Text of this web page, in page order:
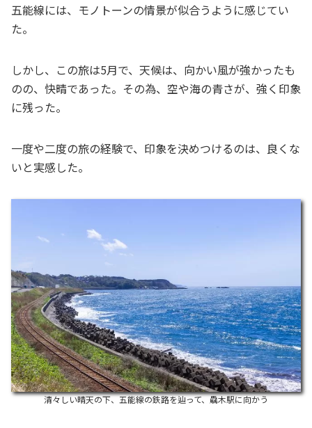
五能線には、モノトーンの情景が似合うように感じてい
た。
しかし、この旅は5月で、天候は、向かい風が強かったも
のの、快晴であった。その為、空や海の青さが、強く印象
に残った。
一度や二度の旅の経験で、印象を決めつけるのは、良くな
いと実感した。
清々しい晴天の下、五能線の鉄路を辿って、驫木駅に向かう